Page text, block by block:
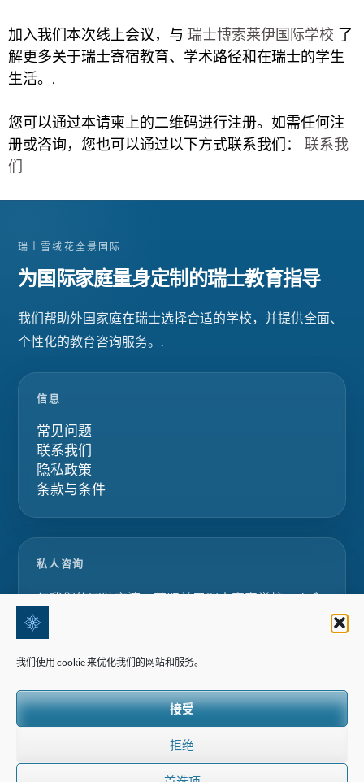
我们使用 cookie 来优化我们的网站和服务。
接受
拒绝
加入我们本次线上会议，与 瑞士博索莱伊国际学校 了
解更多关于瑞士寄宿教育、学术路径和在瑞士的学生
生活。.
您可以通过本请柬上的二维码进行注册。如需任何注
册或咨询，您也可以通过以下方式联系我们： 联系我
们
瑞士雪绒花全景国际
为国际家庭量身定制的瑞士教育指导
我们帮助外国家庭在瑞士选择合适的学校，并提供全面、
个性化的教育咨询服务。.
信息
常见问题
联系我们
隐私政策
条款与条件
私人咨询
与我们的团队交流，获取关于瑞士寄宿学校、夏令
营和家庭教育项目的定制化建议。.
请求咨询